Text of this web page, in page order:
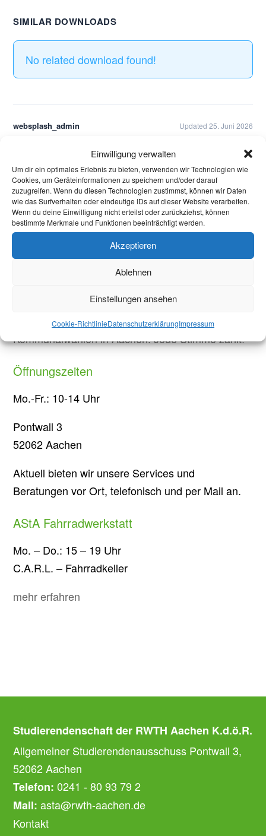
Einwilligung verwalten
Um dir ein optimales Erlebnis zu bieten, verwenden wir Technologien wie
Cookies, um Geräteinformationen zu speichern und/oder darauf
zuzugreifen. Wenn du diesen Technologien zustimmst, können wir Daten
wie das Surfverhalten oder eindeutige IDs auf dieser Website verarbeiten.
Wenn du deine Einwilligung nicht erteilst oder zurückziehst, können
bestimmte Merkmale und Funktionen beeinträchtigt werden.
Akzeptieren
Ablehnen
Einstellungen ansehen
Cookie-RichtlinieDatenschutzerklärungImpressum
SIMILAR DOWNLOADS
No related download found!
websplash_admin Updated 25. Juni 2026
Aktuelles
Welcome Week und darüber hinaus: Onboarding
neuer internationaler Studierender
Warum Einsamkeit im Studium kein Versagen ist –
und was wirklich hilft
Protest in Düsseldorf: Studierende demonstrieren
gegen Sparmaßnahmen an Hochschulen in NRW
Kommunalwahlen in Aachen: Jede Stimme zählt!
Öffnungszeiten
Mo.-Fr.: 10-14 Uhr
Pontwall 3
52062 Aachen
Aktuell bieten wir unsere Services und
Beratungen vor Ort, telefonisch und per Mail an.
AStA Fahrradwerkstatt
Mo. – Do.: 15 – 19 Uhr
C.A.R.L. – Fahrradkeller
mehr erfahren
Studierendenschaft der RWTH Aachen K.d.ö.R.
Allgemeiner Studierendenausschuss Pontwall 3,
52062 Aachen
Telefon: 0241 - 80 93 79 2
Mail: asta@rwth-aachen.de
Kontakt